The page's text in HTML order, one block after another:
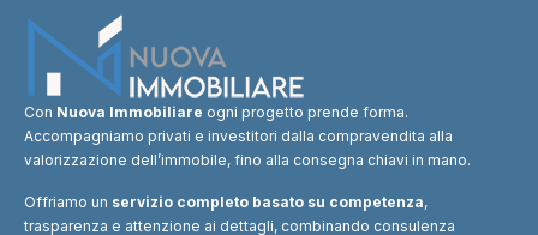
Con Nuova Immobiliare ogni progetto prende forma.
Accompagniamo privati e investitori dalla compravendita alla
valorizzazione dell’immobile, fino alla consegna chiavi in mano.
Offriamo un servizio completo basato su competenza,
trasparenza e attenzione ai dettagli, combinando consulenza